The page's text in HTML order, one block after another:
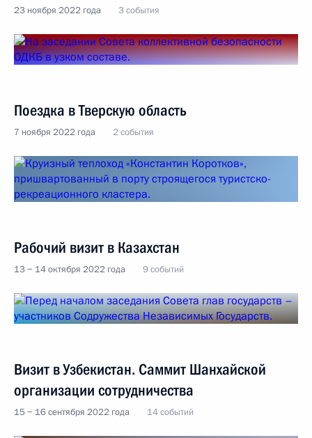
23 ноября 2022 года 3 события
Поездка в Тверскую область
7 ноября 2022 года 2 события
Рабочий визит в Казахстан
13 − 14 октября 2022 года 9 событий
Визит в Узбекистан. Саммит Шанхайской
организации сотрудничества
15 − 16 сентября 2022 года 14 событий